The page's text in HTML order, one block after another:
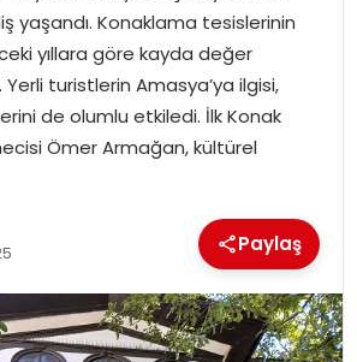
yaşandı. Konaklama tesislerinin
yıllara göre kayda değer
turistlerin Amasya’ya ilgisi,
de olumlu etkiledi. İlk Konak
Ömer Armağan, kültürel
Paylaş